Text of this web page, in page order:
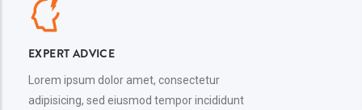
EXPERT ADVICE
Lorem ipsum dolor amet, consectetur
adipisicing, sed eiusmod tempor incididunt